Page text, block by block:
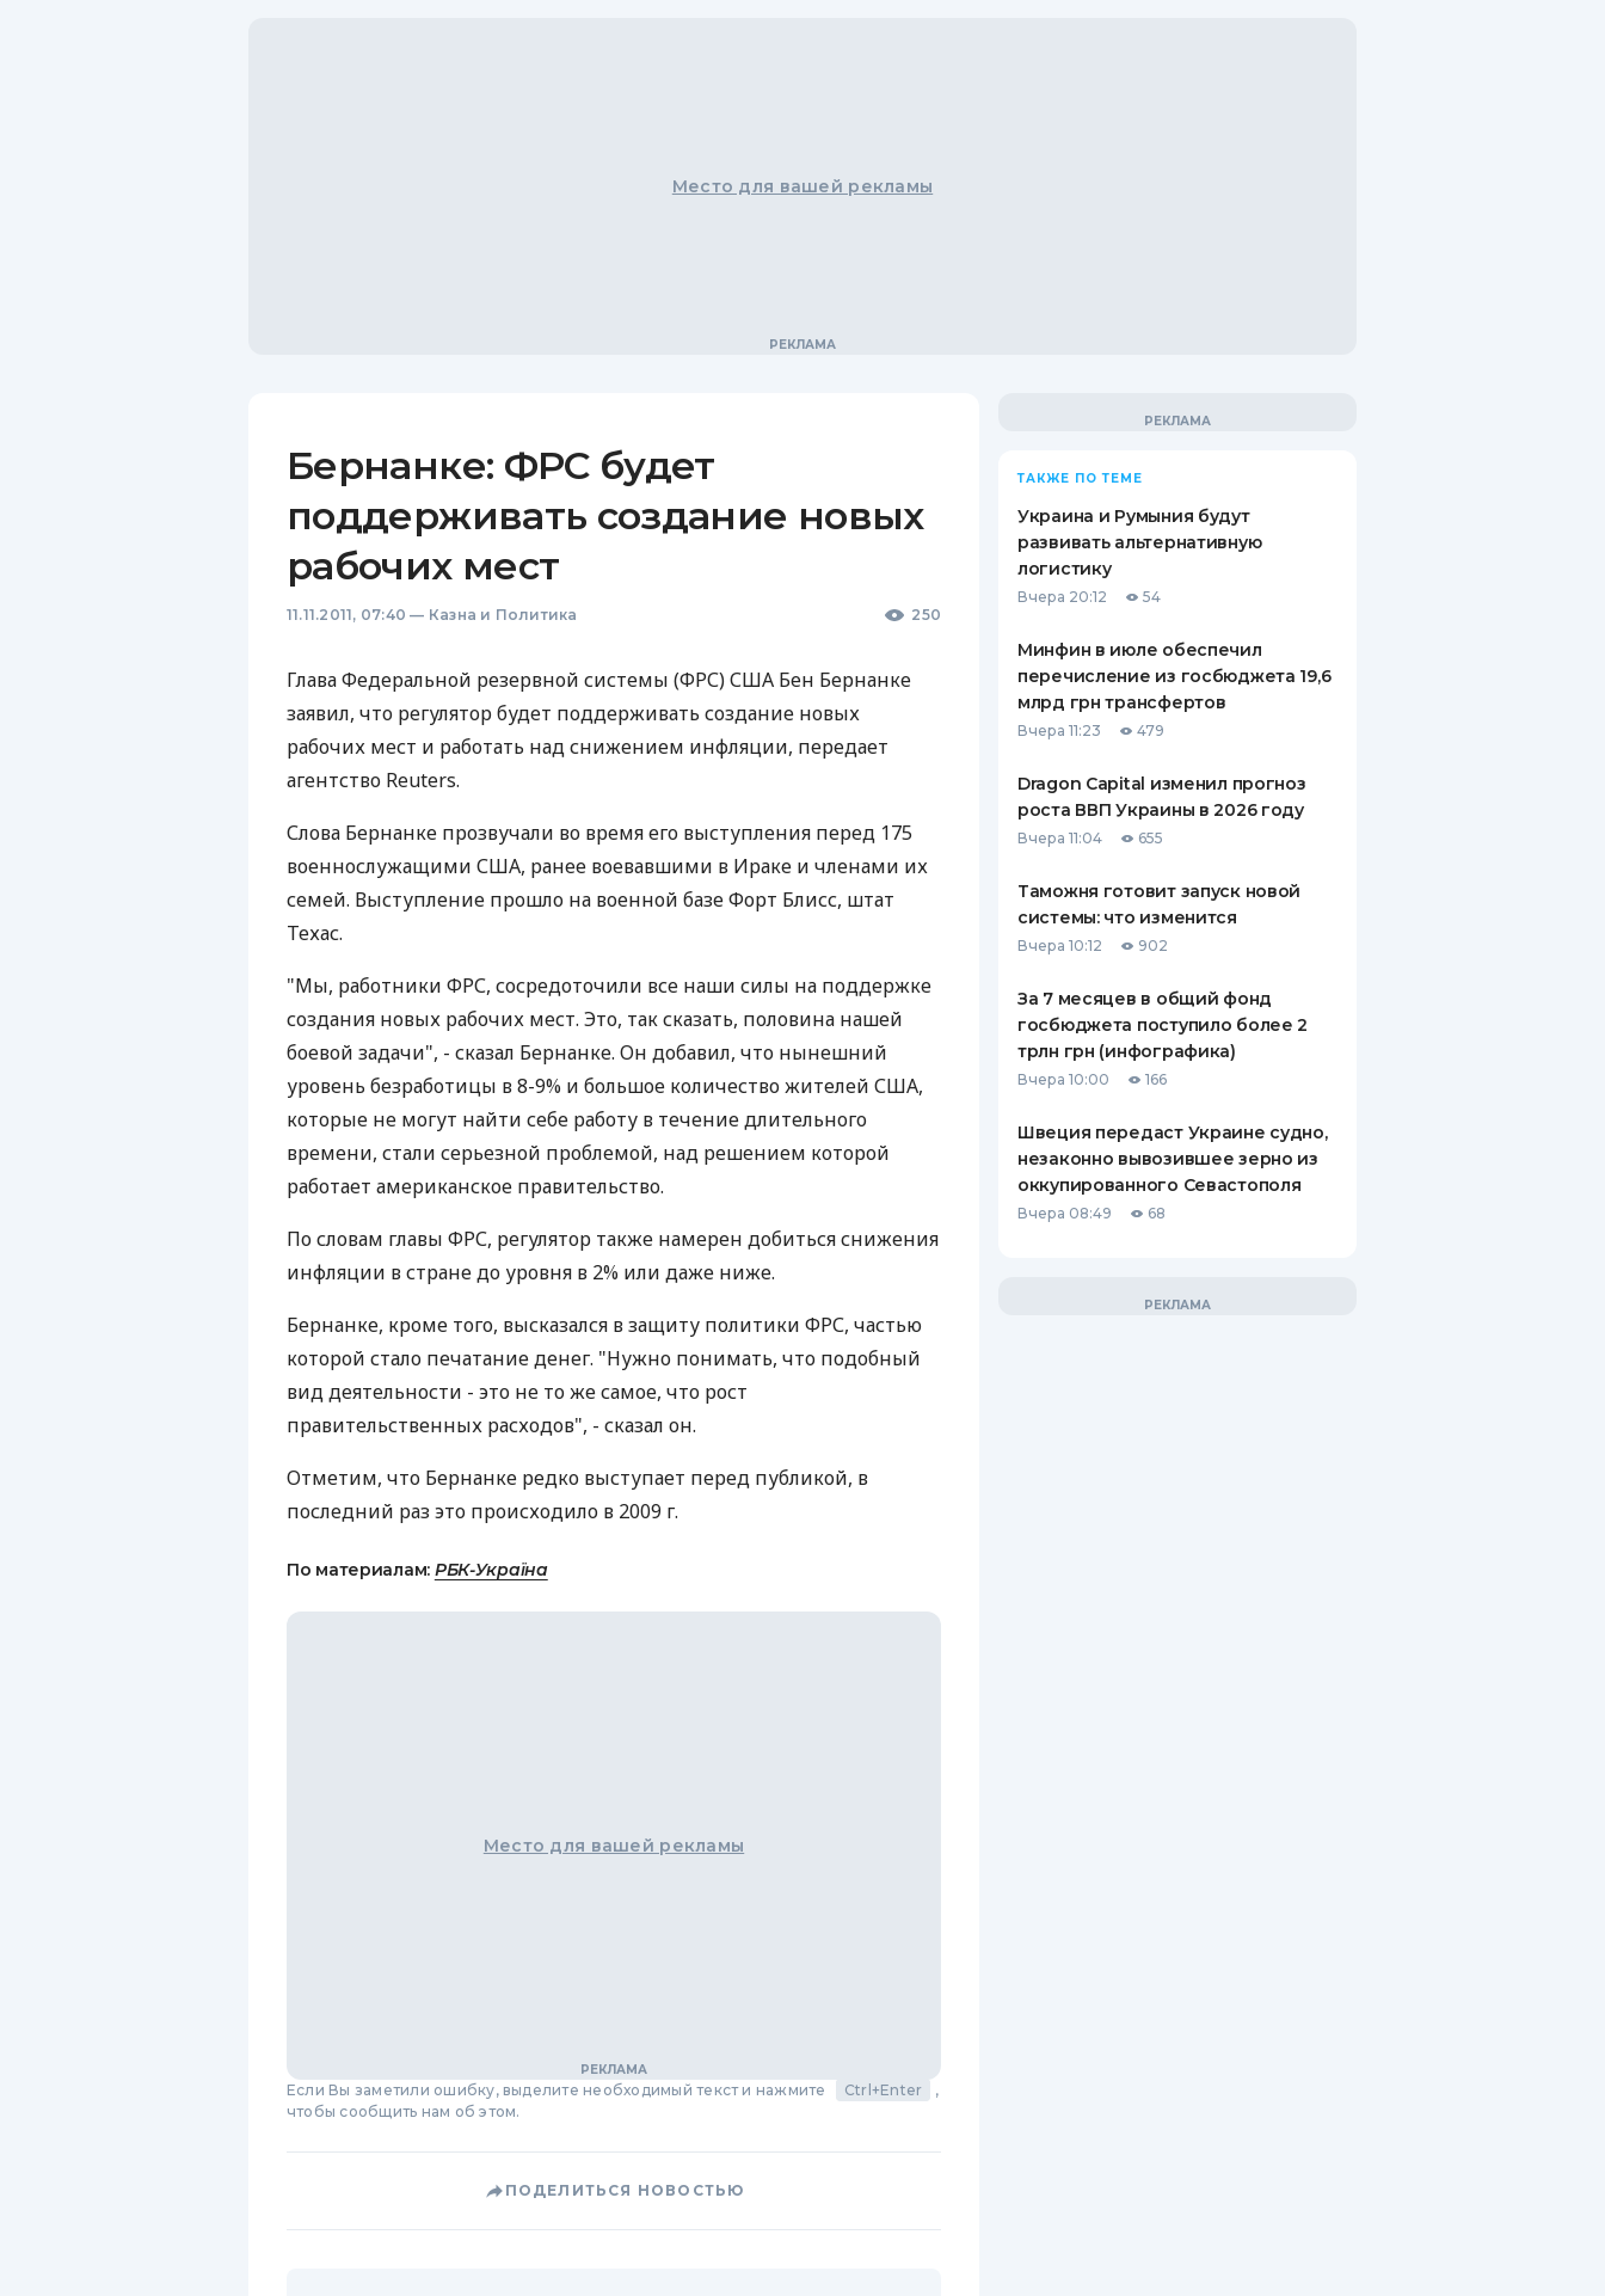
Место для вашей рекламы
Бернанке: ФРС будет
поддерживать создание новых
рабочих мест
11.11.2011, 07:40 — Казна и Политика 250
Глава Федеральной резервной системы (ФРС) США Бен Бернанке
заявил, что регулятор будет поддерживать создание новых
рабочих мест и работать над снижением инфляции, передает
агентство Reuters.
Слова Бернанке прозвучали во время его выступления перед 175
военнослужащими США, ранее воевавшими в Ираке и членами их
семей. Выступление прошло на военной базе Форт Блисс, штат
Техас.
"Мы, работники ФРС, сосредоточили все наши силы на поддержке
создания новых рабочих мест. Это, так сказать, половина нашей
боевой задачи", - сказал Бернанке. Он добавил, что нынешний
уровень безработицы в 8-9% и большое количество жителей США,
которые не могут найти себе работу в течение длительного
времени, стали серьезной проблемой, над решением которой
работает американское правительство.
По словам главы ФРС, регулятор также намерен добиться снижения
инфляции в стране до уровня в 2% или даже ниже.
Бернанке, кроме того, высказался в защиту политики ФРС, частью
которой стало печатание денег. "Нужно понимать, что подобный
вид деятельности - это не то же самое, что рост
правительственных расходов", - сказал он.
Отметим, что Бернанке редко выступает перед публикой, в
последний раз это происходило в 2009 г.
По материалам: РБК-Україна
Место для вашей рекламы
Если Вы заметили ошибку, выделите необходимый текст и нажмите Ctrl+Enter
,
чтобы сообщить нам об этом.
ПОДЕЛИТЬСЯ НОВОСТЬЮ
ТАКЖЕ ПО ТЕМЕ
Украина и Румыния будут
развивать альтернативную
логистику
Вчера 20:12 54
Минфин в июле обеспечил
перечисление из госбюджета 19,6
млрд грн трансфертов
Вчера 11:23 479
Dragon Capital изменил прогноз
роста ВВП Украины в 2026 году
Вчера 11:04 655
Таможня готовит запуск новой
системы: что изменится
Вчера 10:12 902
За 7 месяцев в общий фонд
госбюджета поступило более 2
трлн грн (инфографика)
Вчера 10:00 166
Швеция передаст Украине судно,
незаконно вывозившее зерно из
оккупированного Севастополя
Вчера 08:49 68